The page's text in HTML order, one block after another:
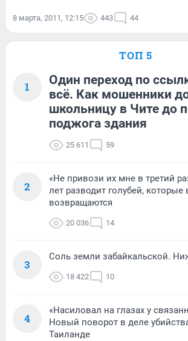
8 марта, 2011, 12:15 443 44
ТОП 5
1
Один переход по
всё. Как мошенники
школьницу в Чите до
поджога здания
25 611 59
2
«Не привози их мне в третий
лет разводит голубей, которые
возвращаются
20 036 14
3
Соль земли забайкальской.
18 422 10
4
«Насиловал на глазах у
Новый поворот в деле
Таиланде